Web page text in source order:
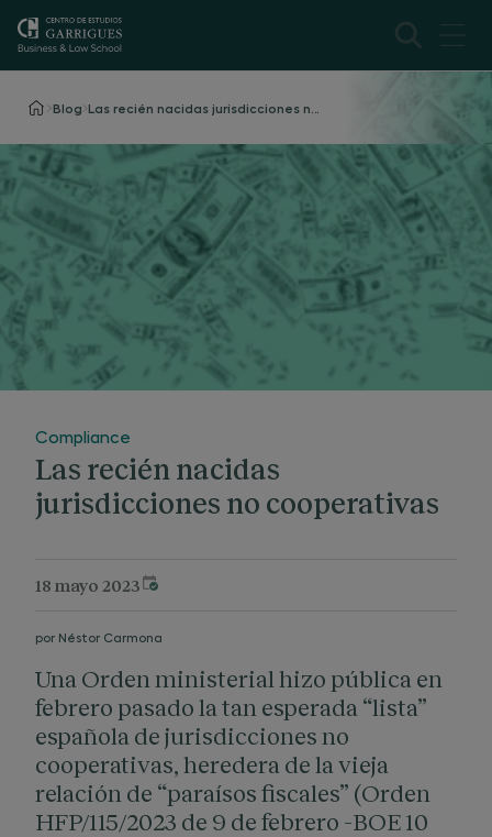
Blog
Compliance
Las recién nacidas
jurisdicciones no cooperativas
18 mayo 2023
por Néstor Carmona
Una Orden ministerial hizo pública en
febrero pasado la tan esperada “lista”
española de jurisdicciones no
cooperativas, heredera de la vieja
relación de “paraísos fiscales” (Orden
HFP/115/2023 de 9 de febrero -BOE 10